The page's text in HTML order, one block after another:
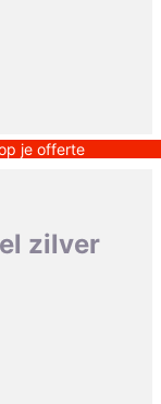
je offerte
zilver